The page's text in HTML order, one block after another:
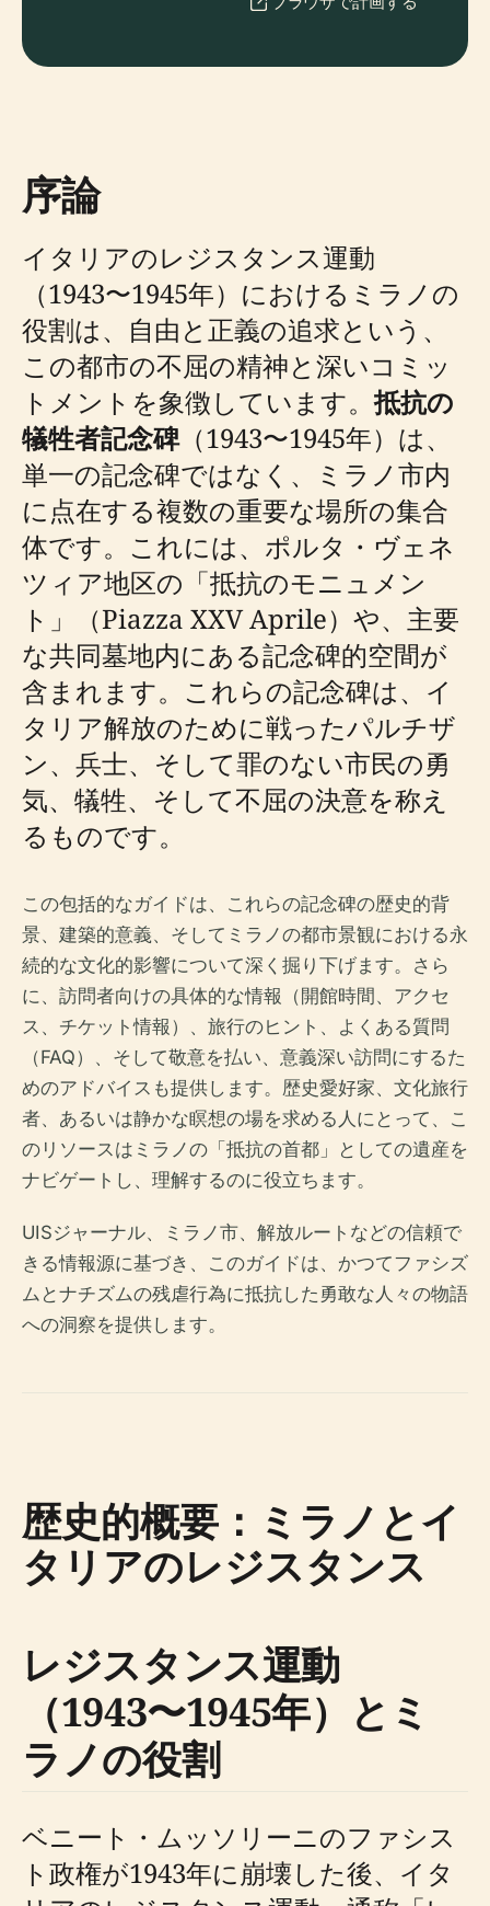
序論
イタリアのレジスタンス運動
（1943〜1945年）におけるミラノの
役割は、自由と正義の追求という、
この都市の不屈の精神と深いコミッ
トメントを象徴しています。抵抗の
犠牲者記念碑（1943〜1945年）は、
単一の記念碑ではなく、ミラノ市内
に点在する複数の重要な場所の集合
体です。これには、ポルタ・ヴェネ
ツィア地区の「抵抗のモニュメン
ト」（Piazza XXV Aprile）や、主要
な共同墓地内にある記念碑的空間が
含まれます。これらの記念碑は、イ
タリア解放のために戦ったパルチザ
ン、兵士、そして罪のない市民の勇
気、犠牲、そして不屈の決意を称え
るものです。
この包括的なガイドは、これらの記念碑の歴史的背
景、建築的意義、そしてミラノの都市景観における永
続的な文化的影響について深く掘り下げます。さら
に、訪問者向けの具体的な情報（開館時間、アクセ
ス、チケット情報）、旅行のヒント、よくある質問
（FAQ）、そして敬意を払い、意義深い訪問にするた
めのアドバイスも提供します。歴史愛好家、文化旅行
者、あるいは静かな瞑想の場を求める人にとって、こ
のリソースはミラノの「抵抗の首都」としての遺産を
ナビゲートし、理解するのに役立ちます。
UISジャーナル、ミラノ市、解放ルートなどの信頼で
きる情報源に基づき、このガイドは、かつてファシズ
ムとナチズムの残虐行為に抵抗した勇敢な人々の物語
への洞察を提供します。
歴史的概要：ミラノとイ
タリアのレジスタンス
レジスタンス運動
（1943〜1945年）とミ
ラノの役割
ベニート・ムッソリーニのファシス
ト政権が1943年に崩壊した後、イタ